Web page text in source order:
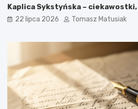
Kaplica Sykstyńska –
22 lipca 2026 Tomasz Matusiak